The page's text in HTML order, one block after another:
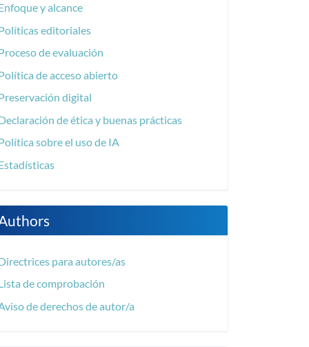
y alcance
editoriales
de evaluación
de acceso abierto
digital
de ética y buenas prácticas
sobre el uso de IA
para autores/as
de comprobación
de derechos de autor/a